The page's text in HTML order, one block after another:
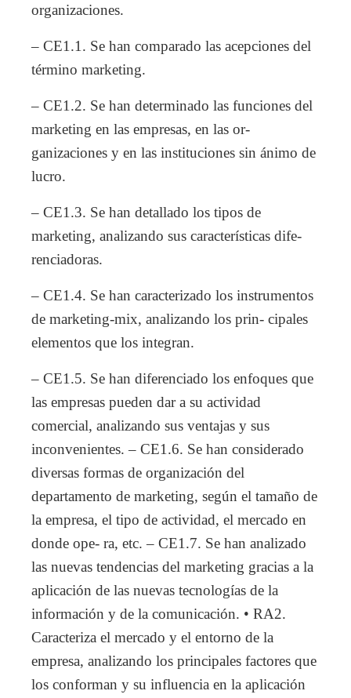
organizaciones.
– CE1.1. Se han comparado las acepciones del
término marketing.
– CE1.2. Se han determinado las funciones del
marketing en las empresas, en las or-
ganizaciones y en las instituciones sin ánimo de
lucro.
– CE1.3. Se han detallado los tipos de
marketing, analizando sus características dife-
renciadoras.
– CE1.4. Se han caracterizado los instrumentos
de marketing-mix, analizando los prin- cipales
elementos que los integran.
– CE1.5. Se han diferenciado los enfoques que
las empresas pueden dar a su actividad
comercial, analizando sus ventajas y sus
inconvenientes. – CE1.6. Se han considerado
diversas formas de organización del
departamento de marketing, según el tamaño de
la empresa, el tipo de actividad, el mercado en
donde ope- ra, etc. – CE1.7. Se han analizado
las nuevas tendencias del marketing gracias a la
aplicación de las nuevas tecnologías de la
información y de la comunicación. • RA2.
Caracteriza el mercado y el entorno de la
empresa, analizando los principales factores que
los conforman y su influencia en la aplicación